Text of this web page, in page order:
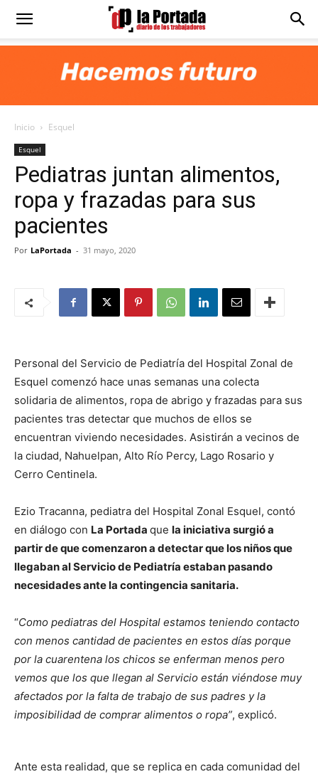
Diario
Portada
Inicio Esquel
Esquel
Pediatras juntan alimentos,
ropa y frazadas para sus
pacientes
Por LaPortada - 31 mayo, 2020
Personal del Servicio de Pediatría del Hospital Zonal de
Esquel comenzó hace unas semanas una colecta
solidaria de alimentos, ropa de abrigo y frazadas para sus
pacientes tras detectar que muchos de ellos se
encuentran viviendo necesidades. Asistirán a vecinos de
la ciudad, Nahuelpan, Alto Río Percy, Lago Rosario y
Cerro Centinela.
Ezio Tracanna, pediatra del Hospital Zonal Esquel, contó
en diálogo con La Portada que la iniciativa surgió a
partir de que comenzaron a detectar que los niños que
llegaban al Servicio de Pediatría estaban pasando
necesidades ante la contingencia sanitaria.
“Como pediatras del Hospital estamos teniendo contacto
con menos cantidad de pacientes en estos días porque
por la cuarentena los chicos se enferman menos pero
vemos que los que llegan al Servicio están viéndose muy
afectados por la falta de trabajo de sus padres y la
imposibilidad de comprar alimentos o ropa”, explicó.
Ante esta realidad, que se replica en cada comunidad del